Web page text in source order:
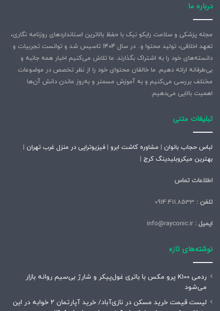
درباره ما
مجله پزشکی و سلامت رایکو نیک با حفظ بالاترین استانداردهای روزنامه نگاری،
تعهد اخلاقی، تولید محتوا و.. در سال ۱۴۰۴ تاسیس شد و توانست تجربیات و
دانسته‌های خود را به اشتراک بگذارند. ما تلاش می‌کنیم اخبار همه جانبه و
بی‌طرفانه ارائه دهیم. ما خالقان محتوای خود را از نظر تخصص در موضوعات
مختلف بررسی می‌کنیم و به آموزش مسمتر و به‌روز ماندن دانش آن‌ها
اهمیت بالایی می‌دهیم.
تبلیغات متنی
لباس حجاب بانوان | مشاوره کاشت ابرو | فیزیوتراپی در منزل غرب تهران |
بهترین میکروبلیدینگ کرج |
اطلاعات تماس
تلفن :
ایمیل :
نوشته‌های تازه
ردمی K100 پرو مکس با باتری غول‌پیکر و شارژ بی‌سیم روانه بازار
می‌شود
لیست قیمت خرید مسکن در نازی‌آباد/ خرید آپارتمان ۲ خوابه در این